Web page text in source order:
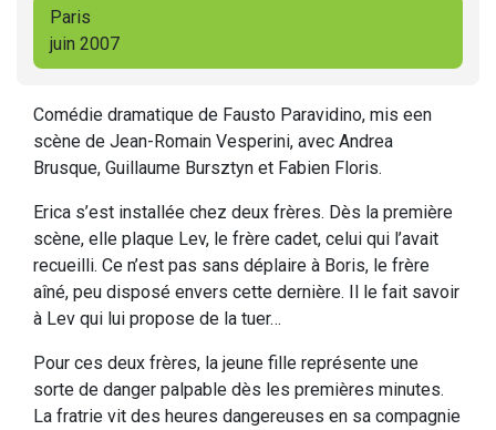
Paris
juin 2007
Comédie dramatique de Fausto Paravidino, mis een
scène de Jean-Romain Vesperini, avec Andrea
Brusque, Guillaume Bursztyn et Fabien Floris.
Erica s’est installée chez deux frères. Dès la première
scène, elle plaque Lev, le frère cadet, celui qui l’avait
recueilli. Ce n’est pas sans déplaire à Boris, le frère
aîné, peu disposé envers cette dernière. Il le fait savoir
à Lev qui lui propose de la tuer…
Pour ces deux frères, la jeune fille représente une
sorte de danger palpable dès les premières minutes.
La fratrie vit des heures dangereuses en sa compagnie